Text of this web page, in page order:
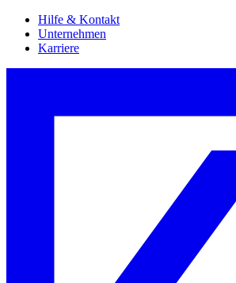
Hilfe & Kontakt
Unternehmen
Karriere